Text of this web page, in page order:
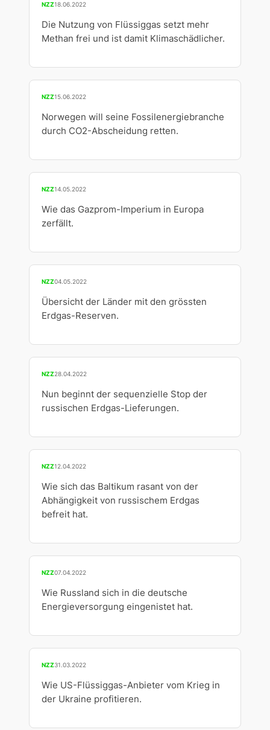
NZZ18.06.2022
Die Nutzung von Flüssiggas setzt mehr
Methan frei und ist damit Klimaschädlicher.
NZZ15.06.2022
Norwegen will seine Fossilenergiebranche
durch CO2-Abscheidung retten.
NZZ14.05.2022
Wie das Gazprom-Imperium in Europa
zerfällt.
NZZ04.05.2022
Übersicht der Länder mit den grössten
Erdgas-Reserven.
NZZ28.04.2022
Nun beginnt der sequenzielle Stop der
russischen Erdgas-Lieferungen.
NZZ12.04.2022
Wie sich das Baltikum rasant von der
Abhängigkeit von russischem Erdgas
befreit hat.
NZZ07.04.2022
Wie Russland sich in die deutsche
Energieversorgung eingenistet hat.
NZZ31.03.2022
Wie US-Flüssiggas-Anbieter vom Krieg in
der Ukraine profitieren.